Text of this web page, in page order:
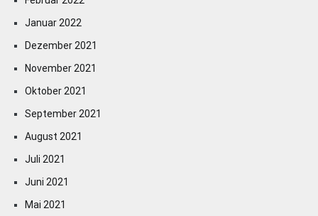
Januar 2022
Dezember 2021
November 2021
Oktober 2021
September 2021
August 2021
Juli 2021
Juni 2021
Mai 2021